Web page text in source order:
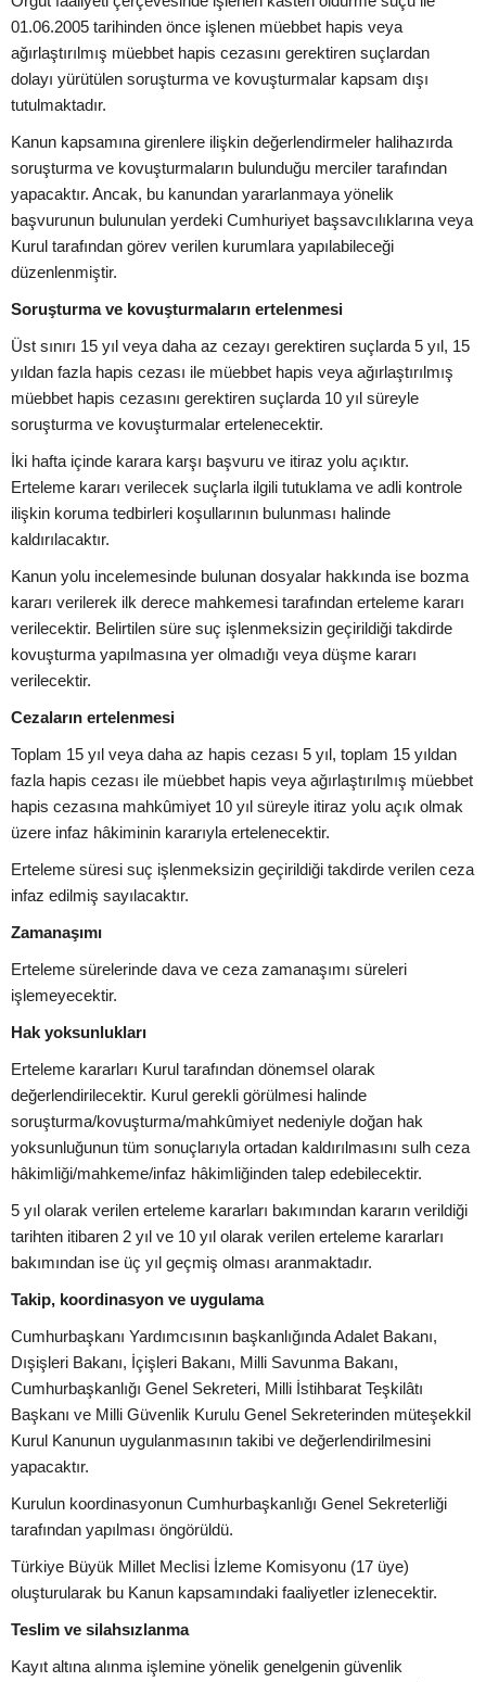
01.06.2005 tarihinden önce işlenen müebbet hapis veya
ağırlaştırılmış müebbet hapis cezasını gerektiren suçlardan
dolayı yürütülen soruşturma ve kovuşturmalar kapsam dışı
tutulmaktadır.
Kanun kapsamına girenlere ilişkin değerlendirmeler halihazırda
soruşturma ve kovuşturmaların bulunduğu merciler tarafından
yapacaktır. Ancak, bu kanundan yararlanmaya yönelik
başvurunun bulunulan yerdeki Cumhuriyet başsavcılıklarına veya
Kurul tarafından görev verilen kurumlara yapılabileceği
düzenlenmiştir.
Soruşturma ve kovuşturmaların ertelenmesi
Üst sınırı 15 yıl veya daha az cezayı gerektiren suçlarda 5 yıl, 15
yıldan fazla hapis cezası ile müebbet hapis veya ağırlaştırılmış
müebbet hapis cezasını gerektiren suçlarda 10 yıl süreyle
soruşturma ve kovuşturmalar ertelenecektir.
İki hafta içinde karara karşı başvuru ve itiraz yolu açıktır.
Erteleme kararı verilecek suçlarla ilgili tutuklama ve adli kontrole
ilişkin koruma tedbirleri koşullarının bulunması halinde
kaldırılacaktır.
Kanun yolu incelemesinde bulunan dosyalar hakkında ise bozma
kararı verilerek ilk derece mahkemesi tarafından erteleme kararı
verilecektir. Belirtilen süre suç işlenmeksizin geçirildiği takdirde
kovuşturma yapılmasına yer olmadığı veya düşme kararı
verilecektir.
Cezaların ertelenmesi
Toplam 15 yıl veya daha az hapis cezası 5 yıl, toplam 15 yıldan
fazla hapis cezası ile müebbet hapis veya ağırlaştırılmış müebbet
hapis cezasına mahkûmiyet 10 yıl süreyle itiraz yolu açık olmak
üzere infaz hâkiminin kararıyla ertelenecektir.
Erteleme süresi suç işlenmeksizin geçirildiği takdirde verilen ceza
infaz edilmiş sayılacaktır.
Zamanaşımı
Erteleme sürelerinde dava ve ceza zamanaşımı süreleri
işlemeyecektir.
Hak yoksunlukları
Erteleme kararları Kurul tarafından dönemsel olarak
değerlendirilecektir. Kurul gerekli görülmesi halinde
soruşturma/kovuşturma/mahkûmiyet nedeniyle doğan hak
yoksunluğunun tüm sonuçlarıyla ortadan kaldırılmasını sulh ceza
hâkimliği/mahkeme/infaz hâkimliğinden talep edebilecektir.
5 yıl olarak verilen erteleme kararları bakımından kararın verildiği
tarihten itibaren 2 yıl ve 10 yıl olarak verilen erteleme kararları
bakımından ise üç yıl geçmiş olması aranmaktadır.
Takip, koordinasyon ve uygulama
Cumhurbaşkanı Yardımcısının başkanlığında Adalet Bakanı,
Dışişleri Bakanı, İçişleri Bakanı, Milli Savunma Bakanı,
Cumhurbaşkanlığı Genel Sekreteri, Milli İstihbarat Teşkilâtı
Başkanı ve Milli Güvenlik Kurulu Genel Sekreterinden müteşekkil
Kurul Kanunun uygulanmasının takibi ve değerlendirilmesini
yapacaktır.
Kurulun koordinasyonun Cumhurbaşkanlığı Genel Sekreterliği
tarafından yapılması öngörüldü.
Türkiye Büyük Millet Meclisi İzleme Komisyonu (17 üye)
oluşturularak bu Kanun kapsamındaki faaliyetler izlenecektir.
Teslim ve silahsızlanma
Kayıt altına alınma işlemine yönelik genelgenin güvenlik